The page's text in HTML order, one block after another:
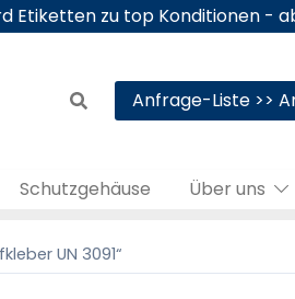
Etiketten zu top Konditionen -
Anfrage-Liste >>
Schutzgehäuse Über uns
UN 3091“